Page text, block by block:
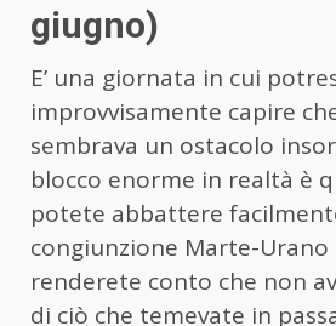
giugno)
E’ una giornata in cui
improvvisamente capire
sembrava un ostacolo
blocco enorme in realtà è
potete abbattere
congiunzione Marte-Urano
renderete conto che non
di ciò che temevate in